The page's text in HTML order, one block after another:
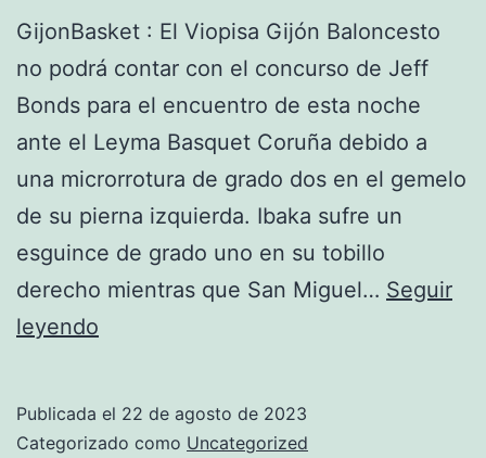
GijonBasket : El Viopisa Gijón Baloncesto
no podrá contar con el concurso de Jeff
Bonds para el encuentro de esta noche
ante el Leyma Basquet Coruña debido a
una microrrotura de grado dos en el gemelo
de su pierna izquierda. Ibaka sufre un
esguince de grado uno en su tobillo
derecho mientras que San Miguel… Seguir
leyendo
united
Publicada el 22 de agosto de 2023
Categorizado como Uncategorized